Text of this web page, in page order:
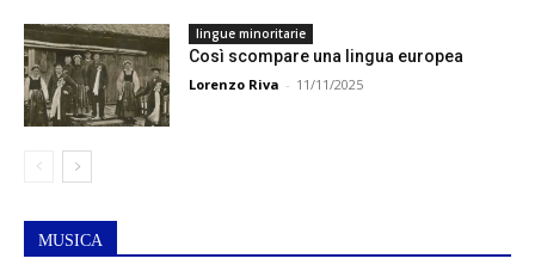
lingue minoritarie
Così scompare una lingua europea
Lorenzo Riva - 11/11/2025
MUSICA